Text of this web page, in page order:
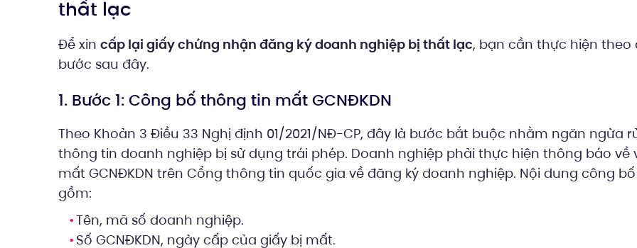
thất lạc
Để xin cấp lại giấy chứng nhận đăng ký doanh nghiệp bị thất lạc, bạn cần thực hiện theo
bước sau đây.
1. Bước 1: Công bố thông tin mất GCNĐKDN
Theo Khoản 3 Điều 33 Nghị định 01/2021/NĐ-CP, đây là bước bắt buộc nhằm ngăn ngừa
thông tin doanh nghiệp bị sử dụng trái phép. Doanh nghiệp phải thực hiện thông báo về
mất GCNĐKDN trên Cổng thông tin quốc gia về đăng ký doanh nghiệp. Nội dung công
gồm:
Tên, mã số doanh nghiệp.
Số GCNĐKDN, ngày cấp của giấy bị mất.